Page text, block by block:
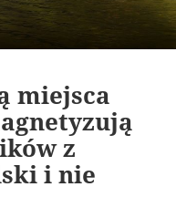
miejsca
z
i nie